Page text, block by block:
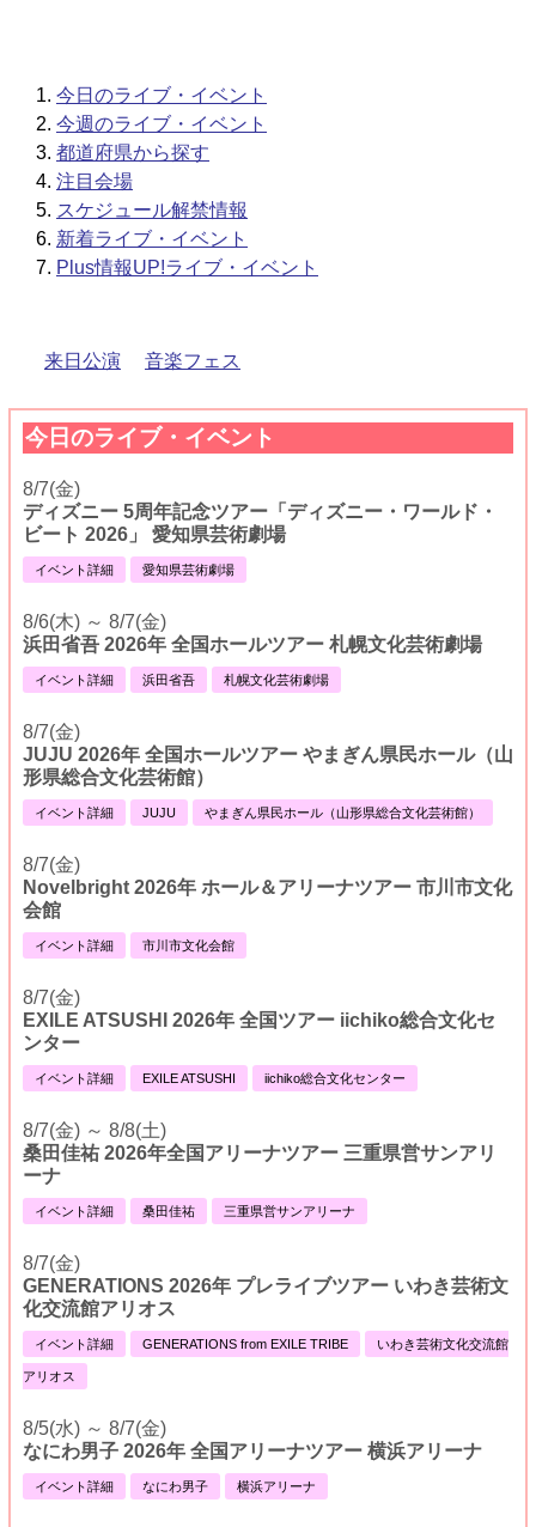
今日のライブ・イベント
今週のライブ・イベント
都道府県から探す
注目会場
スケジュール解禁情報
新着ライブ・イベント
Plus情報UP!ライブ・イベント
来日公演 音楽フェス
今日のライブ・イベント
8/7(金)
ディズニー 5周年記念ツアー「ディズニー・ワールド・
ビート 2026」 愛知県芸術劇場
イベント詳細 愛知県芸術劇場
8/6(木) ～ 8/7(金)
浜田省吾 2026年 全国ホールツアー 札幌文化芸術劇場
イベント詳細 浜田省吾 札幌文化芸術劇場
8/7(金)
JUJU 2026年 全国ホールツアー やまぎん県民ホール（山
形県総合文化芸術館）
イベント詳細 JUJU やまぎん県民ホール（山形県総合文化芸術館）
8/7(金)
Novelbright 2026年 ホール＆アリーナツアー 市川市文化
会館
イベント詳細 市川市文化会館
8/7(金)
EXILE ATSUSHI 2026年 全国ツアー iichiko総合文化セ
ンター
イベント詳細 EXILE ATSUSHI iichiko総合文化センター
8/7(金) ～ 8/8(土)
桑田佳祐 2026年全国アリーナツアー 三重県営サンアリ
ーナ
イベント詳細 桑田佳祐 三重県営サンアリーナ
8/7(金)
GENERATIONS 2026年 プレライブツアー いわき芸術文
化交流館アリオス
イベント詳細 GENERATIONS from EXILE TRIBE いわき芸術文化交流館
アリオス
8/5(水) ～ 8/7(金)
なにわ男子 2026年 全国アリーナツアー 横浜アリーナ
イベント詳細 なにわ男子 横浜アリーナ